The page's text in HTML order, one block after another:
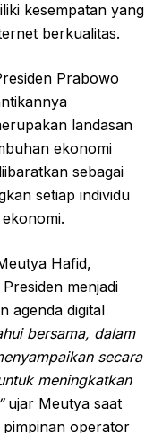
kesempatan yang
berkualitas.
Prabowo
landasan
ekonomi
sebagai
setiap individu
Hafid,
menjadi
agenda digital
bersama, dalam
secara
meningkatkan
ujar Meutya saat
pimpinan operator